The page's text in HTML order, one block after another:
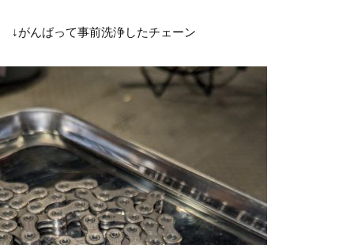
↓がんばって事前洗浄したチェーン